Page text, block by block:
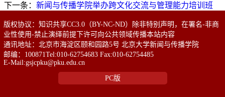
下一条： 新闻与传播学院举办跨文化交流与管理能力培训班
版权协议：知识共享CC3.0（BY-NC-ND）除非特别声明，在署名-非商
业性使用-禁止演绎前提下许可向公共领域传播本站内容
通讯地址：北京市海淀区颐和园路5号 北京大学新闻与传播学院
邮编：100871Tel:010-62754683 Fax:010-62754485
E-Mail:gsjcpku@pku.edu.cn
PC版